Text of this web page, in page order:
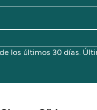
los últimos 30 días.